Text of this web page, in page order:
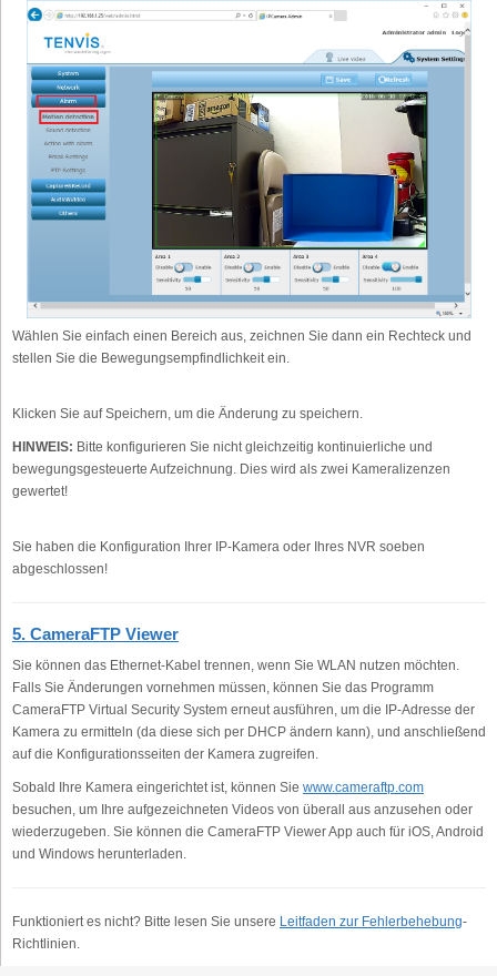
Wählen Sie einfach einen Bereich aus, zeichnen Sie dann ein Rechteck und
stellen Sie die Bewegungsempfindlichkeit ein.
Klicken Sie auf Speichern, um die Änderung zu speichern.
HINWEIS: Bitte konfigurieren Sie nicht gleichzeitig kontinuierliche und
bewegungsgesteuerte Aufzeichnung. Dies wird als zwei Kameralizenzen
gewertet!
Sie haben die Konfiguration Ihrer IP-Kamera oder Ihres NVR soeben
abgeschlossen!
5. CameraFTP Viewer
Sie können das Ethernet-Kabel trennen, wenn Sie WLAN nutzen möchten.
Falls Sie Änderungen vornehmen müssen, können Sie das Programm
CameraFTP Virtual Security System erneut ausführen, um die IP-Adresse der
Kamera zu ermitteln (da diese sich per DHCP ändern kann), und anschließend
auf die Konfigurationsseiten der Kamera zugreifen.
Sobald Ihre Kamera eingerichtet ist, können Sie www.cameraftp.com
besuchen, um Ihre aufgezeichneten Videos von überall aus anzusehen oder
wiederzugeben. Sie können die CameraFTP Viewer App auch für iOS, Android
und Windows herunterladen.
Funktioniert es nicht? Bitte lesen Sie unsere Leitfaden zur Fehlerbehebung-
Richtlinien.